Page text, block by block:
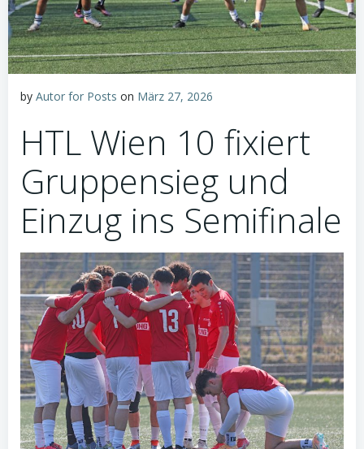
by Autor for Posts on März 27, 2026
HTL Wien 10 fixiert
Gruppensieg und
Einzug ins Semifinale